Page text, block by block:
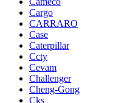
Cargo
CARRARO
Case
Caterpillar
Ccty
Cevam
Challenger
Cheng-Gong
Cks